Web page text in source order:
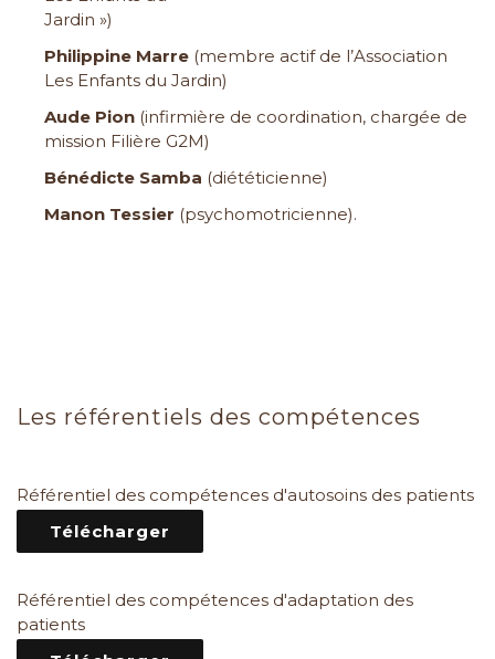
Jardin »)
Philippine Marre (membre actif de l’Association
Les Enfants du Jardin)
Aude Pion (infirmière de coordination, chargée de
mission Filière G2M)
Bénédicte Samba (diététicienne)
Manon Tessier (psychomotricienne).
Les référentiels des compétences
Référentiel des compétences d'autosoins des patients
Télécharger
Référentiel des compétences d'adaptation des
patients